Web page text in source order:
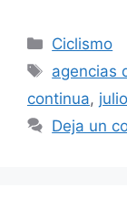
Categorías
Ciclismo
Etiquetas
agencias
continua, julio
Deja un